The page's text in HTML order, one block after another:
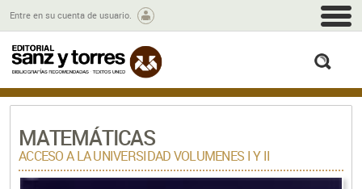
Entre en su cuenta de usuario.
MATEMÁTICAS
ACCESO A LA UNIVERSIDAD VOLUMENES I Y II